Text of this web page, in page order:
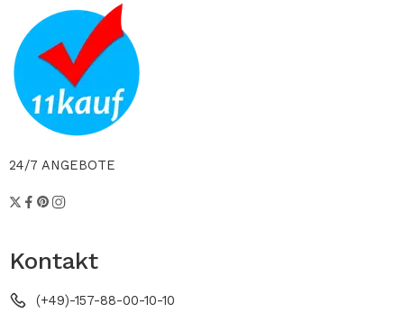
24/7 ANGEBOTE
Kontakt
(+49)-157-88-00-10-10